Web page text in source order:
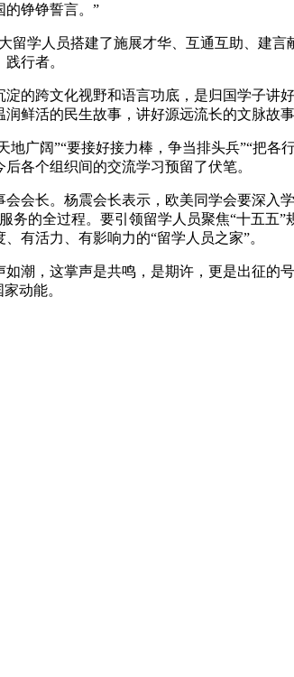
的铮铮誓言。”
学人员搭建了施展才华、互通互助、建言
行者。
跨文化视野和语言功底，是归国学子讲
鲜活的民生故事，讲好源远流长的文脉故事
广阔”“要接好接力棒，争当排头兵”“把
各个组织间的交流学习预留了伏笔。
长。杨震会长表示，欧美同学会要深入
务的全过程。要引领留学人员聚焦“十五
有活力、有影响力的“留学人员之家”。
，这掌声是共鸣，是期许，更是出征的
动能。